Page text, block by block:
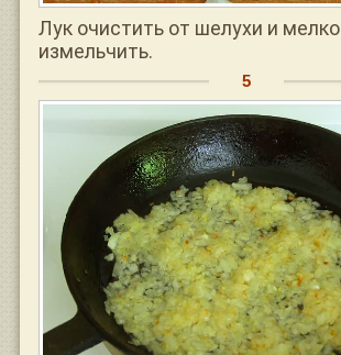
Лук очистить от шелухи и мелко
измельчить.